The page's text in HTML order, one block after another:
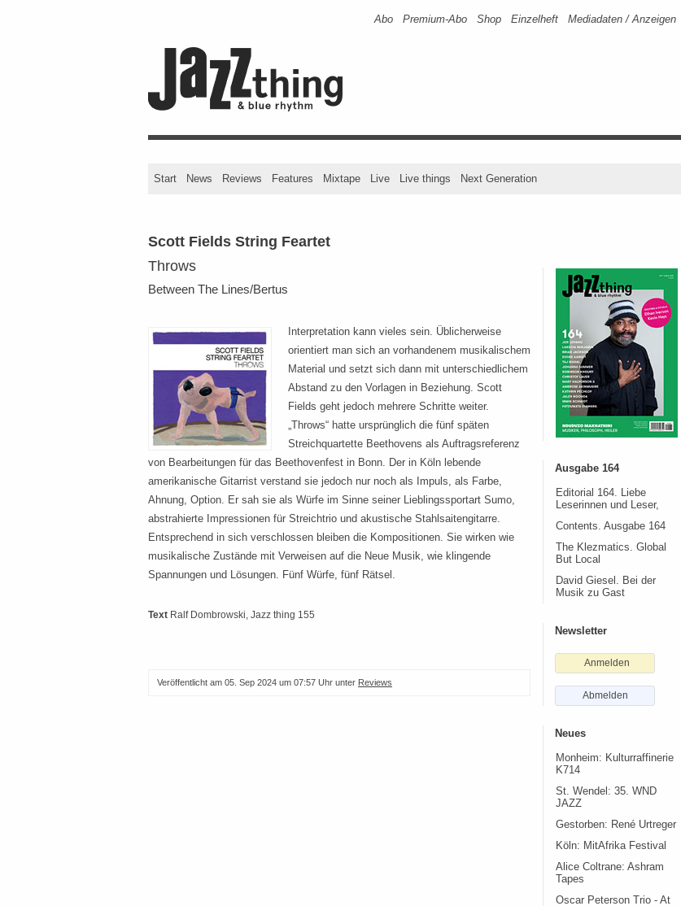
Abo Premium-Abo Shop Einzelheft Mediadaten / Anzeigen
Start News Reviews Features Mixtape Live Live things Next Generation
Scott Fields String Feartet
Throws
Between The Lines/Bertus
Interpretation kann vieles sein. Üblicherweise
orientiert man sich an vorhandenem musikalischem
Material und setzt sich dann mit unterschiedlichem
Abstand zu den Vorlagen in Beziehung. Scott
Fields geht jedoch mehrere Schritte weiter.
„Throws“ hatte ursprünglich die fünf späten
Streichquartette Beethovens als Auftragsreferenz
von Bearbeitungen für das Beethovenfest in Bonn. Der in Köln lebende
amerikanische Gitarrist verstand sie jedoch nur noch als Impuls, als Farbe,
Ahnung, Option. Er sah sie als Würfe im Sinne seiner Lieblingssportart Sumo,
abstrahierte Impressionen für Streichtrio und akustische Stahlsaitengitarre.
Entsprechend in sich verschlossen bleiben die Kompositionen. Sie wirken wie
musikalische Zustände mit Verweisen auf die Neue Musik, wie klingende
Spannungen und Lösungen. Fünf Würfe, fünf Rätsel.
Text Ralf Dombrowski, Jazz thing 155
Veröffentlicht am 05. Sep 2024 um 07:57 Uhr unter Reviews
Ausgabe 164
Editorial 164. Liebe
Leserinnen und Leser,
Contents. Ausgabe 164
The Klezmatics. Global
But Local
David Giesel. Bei der
Musik zu Gast
Newsletter
Anmelden
Abmelden
Neues
Monheim: Kulturraffinerie
K714
St. Wendel: 35. WND
JAZZ
Gestorben: René Urtreger
Köln: MitAfrika Festival
Alice Coltrane: Ashram
Tapes
Oscar Peterson Trio - At